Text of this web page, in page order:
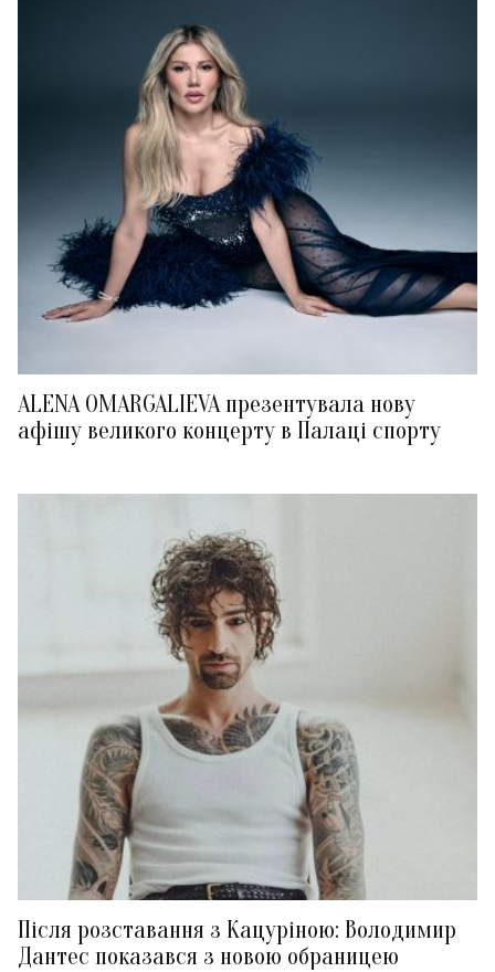
ALENA OMARGALIEVA презентувала нову
афішу великого концерту в Палаці спорту
Після розставання з Кацуріною: Володимир
Дантес показався з новою обраницею